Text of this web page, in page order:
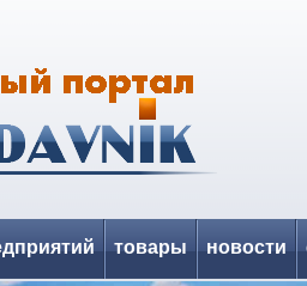
товары новости